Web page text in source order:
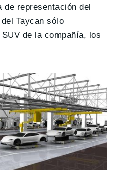
representación del
Taycan sólo
de la compañía, los